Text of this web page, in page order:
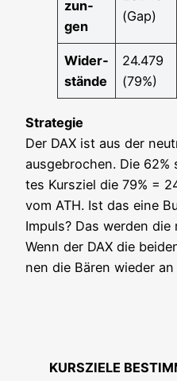
zun­
gen
(Gap)
Wider­
stän­de
24.479
(79%)
Stra­te­gie
Der DAX ist aus der
aus­ge­bro­chen. Die
tes Kurs­ziel die 79% =
vom ATH. Ist das eine
Impuls? Das wer­den
Wenn der DAX die
nen die Bären wie­der an
KURSZIELE